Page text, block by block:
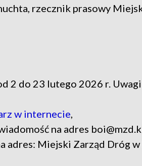
rzecznik prasowy
2 do 23 lutego 2026 r. Uwagi
w internecie,
na adres
adres: Miejski Zarząd Dróg